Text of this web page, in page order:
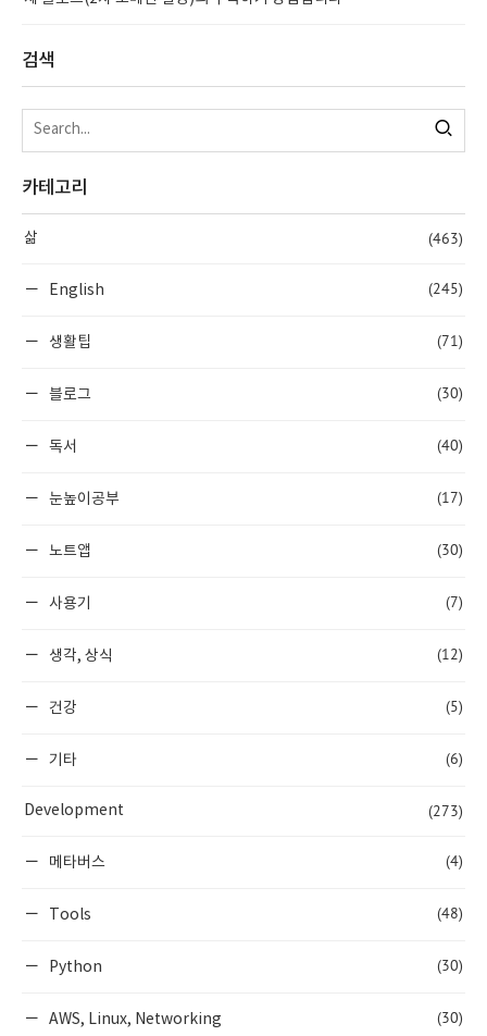
검색
카테고리
삶 (463)
English (245)
생활팁 (71)
블로그 (30)
독서 (40)
눈높이공부 (17)
노트앱 (30)
사용기 (7)
생각, 상식 (12)
건강 (5)
기타 (6)
Development (273)
메타버스 (4)
Tools (48)
Python (30)
AWS, Linux, Networking (30)